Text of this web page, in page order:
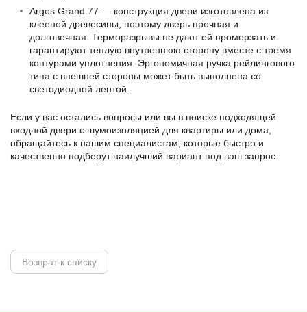
Argos Grand 77 — конструкция двери изготовлена из
клееной древесины, поэтому дверь прочная и
долговечная. Терморазрывы не дают ей промерзать и
гарантируют теплую внутреннюю сторону вместе с тремя
контурами уплотнения. Эргономичная ручка рейлингового
типа с внешней стороны может быть выполнена со
светодиодной лентой.
Если у вас остались вопросы или вы в поиске подходящей
входной двери с шумоизоляцией для квартиры или дома,
обращайтесь к нашим специалистам, которые быстро и
качественно подберут наилучший вариант под ваш запрос.
Возврат к списку